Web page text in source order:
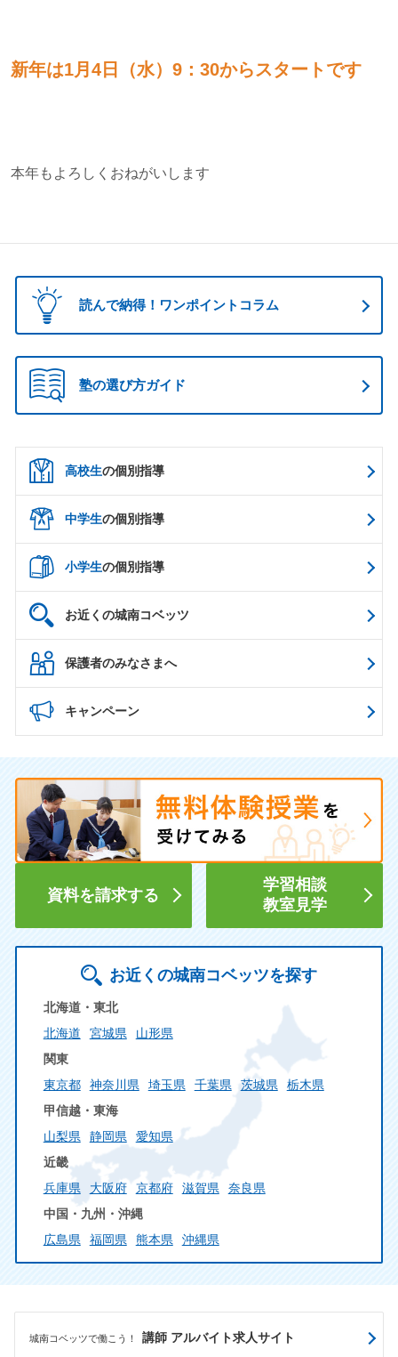
新年は1月4日（水）9：30からスタートです
本年もよろしくおねがいします
読んで納得！ワンポイントコラム
塾の選び方ガイド
高校生の個別指導
中学生の個別指導
小学生の個別指導
お近くの城南コベッツ
保護者のみなさまへ
キャンペーン
資料を請求する
学習相談
教室見学
お近くの城南コベッツを探す
北海道・東北
北海道
宮城県
山形県
関東
東京都
神奈川県 埼玉県 千葉県 茨城県
栃木県
甲信越・東海
山梨県
静岡県
愛知県
近畿
兵庫県
大阪府 京都府 滋賀県
奈良県
中国・九州・沖縄
広島県
福岡県 熊本県 沖縄県
城南コベッツで働こう！ 講師 アルバイト求人サイト